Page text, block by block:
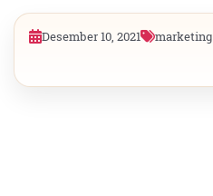
Desember 10, 2021 marketing